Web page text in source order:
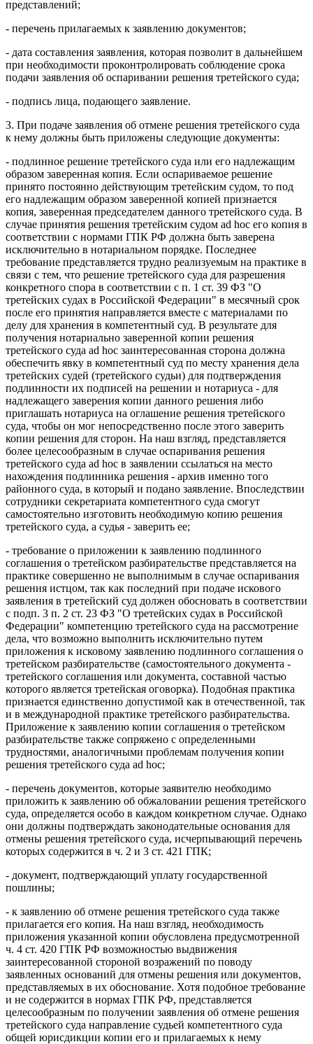
представлений;
- перечень прилагаемых к заявлению документов;
- дата составления заявления, которая позволит в дальнейшем
при необходимости проконтролировать соблюдение срока
подачи заявления об оспаривании решения третейского суда;
- подпись лица, подающего заявление.
3. При подаче заявления об отмене решения третейского суда
к нему должны быть приложены следующие документы:
- подлинное решение третейского суда или его надлежащим
образом заверенная копия. Если оспариваемое решение
принято постоянно действующим третейским судом, то под
его надлежащим образом заверенной копией признается
копия, заверенная председателем данного третейского суда. В
случае принятия решения третейским судом ad hoc его копия в
соответствии с нормами ГПК РФ должна быть заверена
исключительно в нотариальном порядке. Последнее
требование представляется трудно реализуемым на практике в
связи с тем, что решение третейского суда для разрешения
конкретного спора в соответствии с п. 1 ст. 39 ФЗ "О
третейских судах в Российской Федерации" в месячный срок
после его принятия направляется вместе с материалами по
делу для хранения в компетентный суд. В результате для
получения нотариально заверенной копии решения
третейского суда ad hoc заинтересованная сторона должна
обеспечить явку в компетентный суд по месту хранения дела
третейских судей (третейского судьи) для подтверждения
подлинности их подписей на решении и нотариуса - для
надлежащего заверения копии данного решения либо
приглашать нотариуса на оглашение решения третейского
суда, чтобы он мог непосредственно после этого заверить
копии решения для сторон. На наш взгляд, представляется
более целесообразным в случае оспаривания решения
третейского суда ad hoc в заявлении ссылаться на место
нахождения подлинника решения - архив именно того
районного суда, в который и подано заявление. Впоследствии
сотрудники секретариата компетентного суда смогут
самостоятельно изготовить необходимую копию решения
третейского суда, а судья - заверить ее;
- требование о приложении к заявлению подлинного
соглашения о третейском разбирательстве представляется на
практике совершенно не выполнимым в случае оспаривания
решения истцом, так как последний при подаче искового
заявления в третейский суд должен обосновать в соответствии
с подп. 3 п. 2 ст. 23 ФЗ "О третейских судах в Российской
Федерации" компетенцию третейского суда на рассмотрение
дела, что возможно выполнить исключительно путем
приложения к исковому заявлению подлинного соглашения о
третейском разбирательстве (самостоятельного документа -
третейского соглашения или документа, составной частью
которого является третейская оговорка). Подобная практика
признается единственно допустимой как в отечественной, так
и в международной практике третейского разбирательства.
Приложение к заявлению копии соглашения о третейском
разбирательстве также сопряжено с определенными
трудностями, аналогичными проблемам получения копии
решения третейского суда ad hoc;
- перечень документов, которые заявителю необходимо
приложить к заявлению об обжаловании решения третейского
суда, определяется особо в каждом конкретном случае. Однако
они должны подтверждать законодательные основания для
отмены решения третейского суда, исчерпывающий перечень
которых содержится в ч. 2 и 3 ст. 421 ГПК;
- документ, подтверждающий уплату государственной
пошлины;
- к заявлению об отмене решения третейского суда также
прилагается его копия. На наш взгляд, необходимость
приложения указанной копии обусловлена предусмотренной
ч. 4 ст. 420 ГПК РФ возможностью выдвижения
заинтересованной стороной возражений по поводу
заявленных оснований для отмены решения или документов,
представляемых в их обоснование. Хотя подобное требование
и не содержится в нормах ГПК РФ, представляется
целесообразным по получении заявления об отмене решения
третейского суда направление судьей компетентного суда
общей юрисдикции копии его и прилагаемых к нему